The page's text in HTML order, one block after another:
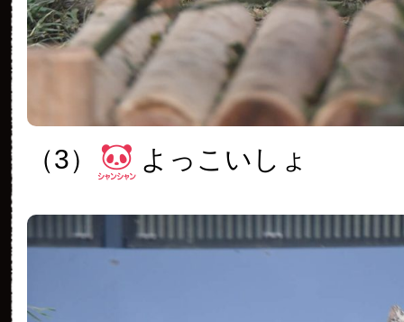
（3） よっこいしょ